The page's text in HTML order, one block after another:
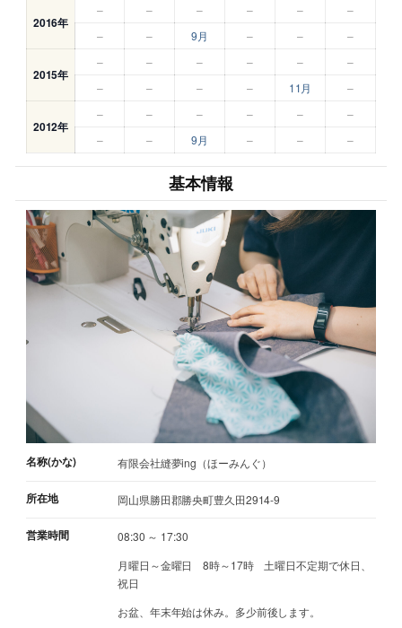
2016年
– – – – –
–
–
– 9月 – – –
2015年
– – – – –
–
–
– – – 11月 –
2012年
– – – – –
–
–
– 9月 – – –
基本情報
名称(かな) 有限会社縫夢ing（ほーみんぐ）
所在地 岡山県勝田郡勝央町豊久田2914-9
営業時間
08:30 ～ 17:30
月曜日～金曜日 8時～17時 土曜日不定期で休日、
祝日
お盆、年末年始は休み。多少前後します。